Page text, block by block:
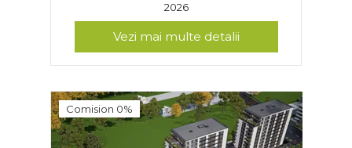
2026
Vezi mai multe detalii
Comision 0%